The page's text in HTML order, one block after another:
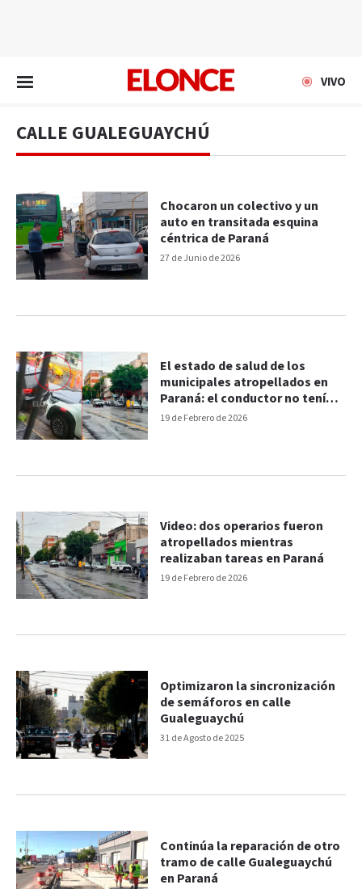
VIVO
CALLE GUALEGUAYCHÚ
27 de Junio de 2026
Chocaron un colectivo y un
auto en transitada esquina
céntrica de Paraná
19 de Febrero de 2026
El estado de salud de los
municipales atropellados en
Paraná: el conductor no tenía
seguro y fue detenido
19 de Febrero de 2026
Video: dos operarios fueron
atropellados mientras
realizaban tareas en Paraná
31 de Agosto de 2025
Optimizaron la sincronización
de semáforos en calle
Gualeguaychú
Continúa la reparación de otro
tramo de calle Gualeguaychú
en Paraná